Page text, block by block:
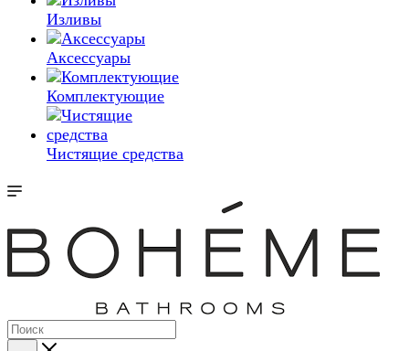
Изливы
Аксессуары
Комплектующие
Чистящие средства